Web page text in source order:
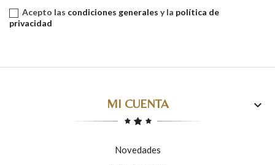
Acepto las condiciones generales y la política de
privacidad
MI CUENTA 
Novedades